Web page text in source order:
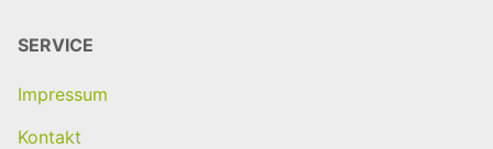
SERVICE
Impressum
Kontakt